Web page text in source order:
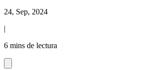
24, Sep, 2024
|
6 mins de lectura